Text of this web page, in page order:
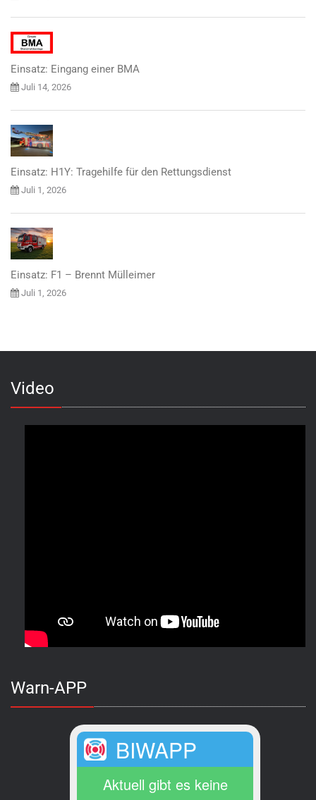
Einsatz: Eingang einer BMA
Juli 14, 2026
Einsatz: H1Y: Tragehilfe für den Rettungsdienst
Juli 1, 2026
Einsatz: F1 – Brennt Mülleimer
Juli 1, 2026
Video
Warn-APP
BIWAPP
Aktuell gibt es keine